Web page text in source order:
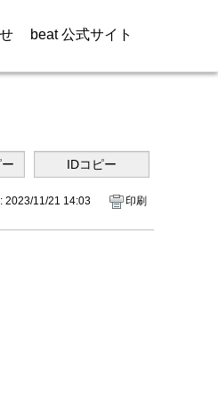
beat 公式サイト
2023/11/21 14:03 印刷